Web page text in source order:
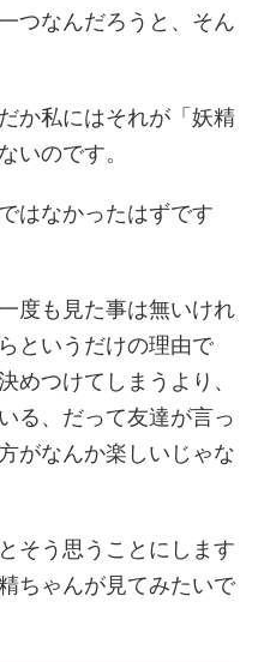
つなんだろうと、そん
か私にはそれが「妖精
いのです。
はなかったはずです
度も見た事は無いけれ
というだけの理由で
めつけてしまうより、
る、だって友達が言っ
がなんか楽しいじゃな
そう思うことにします
ちゃんが見てみたいで